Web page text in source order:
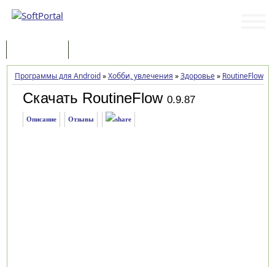
Программы для Android»Хобби, увлечения »Здоровье» RoutineFlow
Скачать RoutineFlow 0.9.87
Описание Отзывы